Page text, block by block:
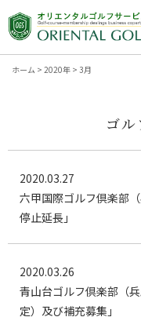
ホーム > 2020年 > 3月
ゴ
2020.03.27
六甲国際ゴルフ倶楽部
停止延長」
2020.03.26
青山台ゴルフ倶楽部（
定）及び補充募集」